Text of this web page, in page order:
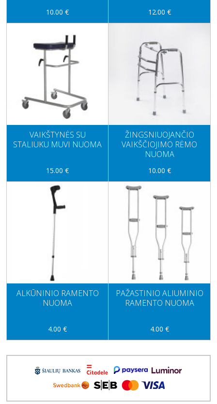
10.00 € 12.00 €
VAIKŠTYNĖS SU
STALIUKU MUVI NUOMA
15.00 €
ŽINGSNIUOJANČIO
VAIKŠČIOJIMO RĖMO
NUOMA
10.00 €
ALKŪNINIO RAMENTO
NUOMA
4.00 €
PAŽASTINIO ALIUMINIO
RAMENTO NUOMA
4.00 €